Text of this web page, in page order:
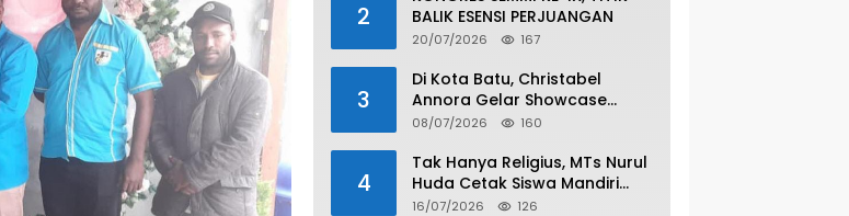
2
BALIK ESENSI PERJUANGAN
20/07/2026 167
3
Di Kota Batu, Christabel
Annora Gelar Showcase
Spesial Satu Dekade
08/07/2026 160
4
Tak Hanya Religius, MTs Nurul
Huda Cetak Siswa Mandiri
Lewat Program Wirausaha
16/07/2026 126